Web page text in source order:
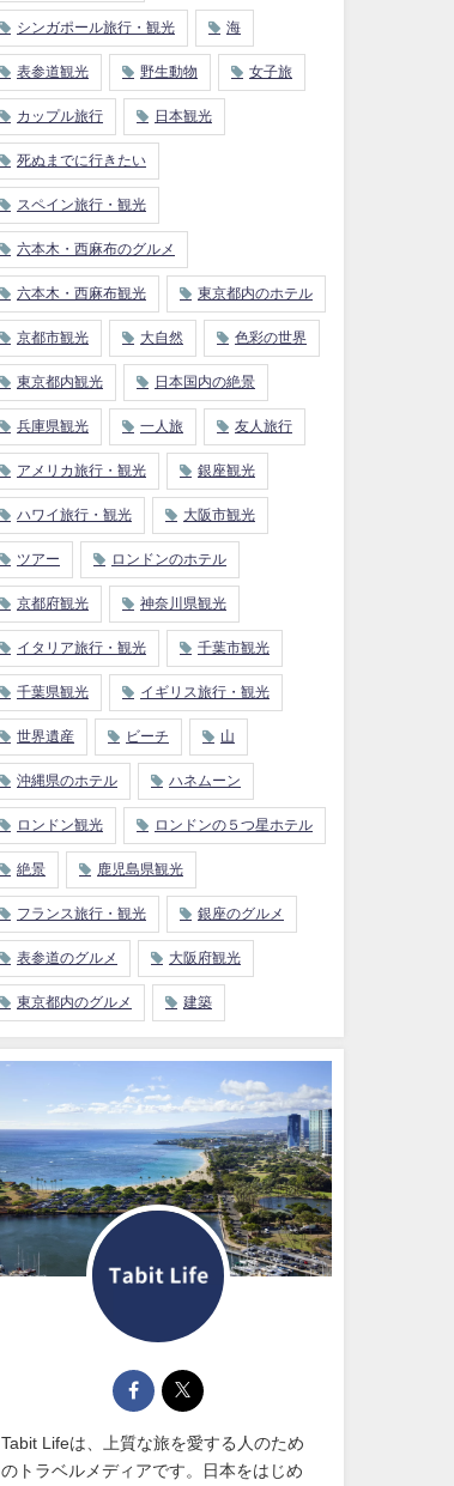
シンガポール旅行・観光 海
表参道観光 野生動物 女子旅
カップル旅行 日本観光
死ぬまでに行きたい
スペイン旅行・観光
六本木・西麻布のグルメ
六本木・西麻布観光 東京都内のホテル
京都市観光 大自然 色彩の世界
東京都内観光 日本国内の絶景
兵庫県観光 一人旅 友人旅行
アメリカ旅行・観光 銀座観光
ハワイ旅行・観光 大阪市観光
ツアー ロンドンのホテル
京都府観光 神奈川県観光
イタリア旅行・観光 千葉市観光
千葉県観光 イギリス旅行・観光
世界遺産 ビーチ 山
沖縄県のホテル ハネムーン
ロンドン観光 ロンドンの５つ星ホテル
絶景 鹿児島県観光
フランス旅行・観光 銀座のグルメ
表参道のグルメ 大阪府観光
東京都内のグルメ 建築
Tabit Lifeは、上質な旅を愛する人のため
のトラベルメディアです。日本をはじめ